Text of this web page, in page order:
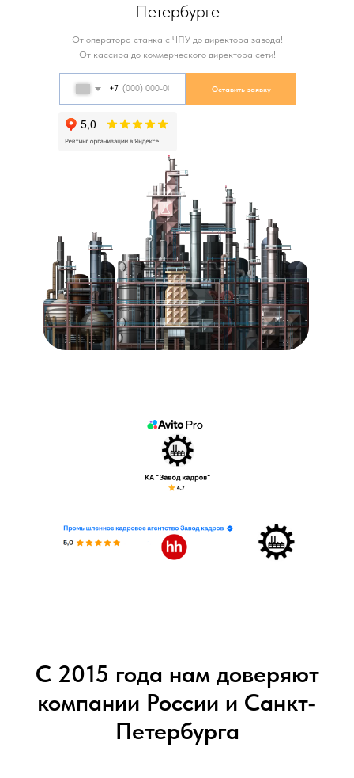
Петербурге
От оператора станка с ЧПУ до директора завода!
От кассира до коммерческого директора сети!
+7 Оставить заявку
С 2015 года нам доверяют
компании России и Санкт-
Петербурга